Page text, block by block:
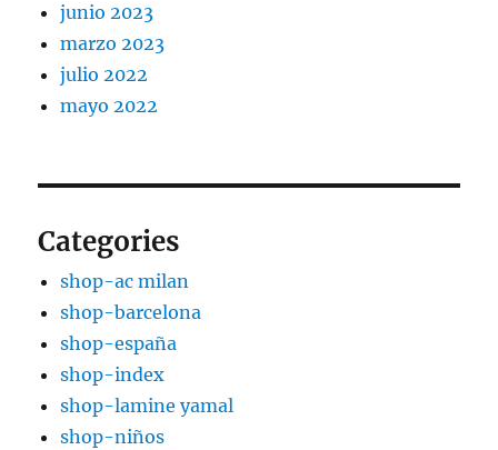
junio 2023
marzo 2023
julio 2022
mayo 2022
Categories
shop-ac milan
shop-barcelona
shop-españa
shop-index
shop-lamine yamal
shop-niños